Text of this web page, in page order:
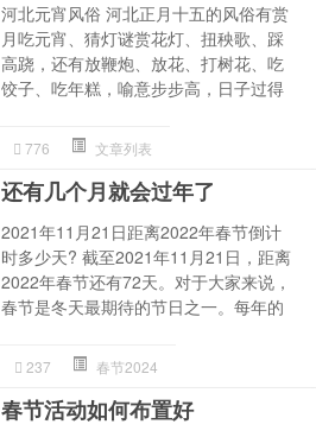
河北元宵风俗 河北正月十五的风俗有赏
月吃元宵、猜灯谜赏花灯、扭秧歌、踩
高跷，还有放鞭炮、放花、打树花、吃
饺子、吃年糕，喻意步步高，日子过得
776 文章列表
还有几个月就会过年了
2021年11月21日距离2022年春节倒计
时多少天? 截至2021年11月21日，距离
2022年春节还有72天。对于大家来说，
春节是冬天最期待的节日之一。每年的
237 春节2024
春节活动如何布置好